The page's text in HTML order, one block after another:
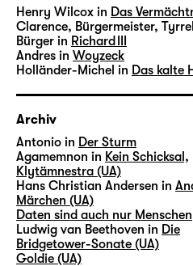
Henry Wilcox in Das
Clarence, Bürgermeister,
Bürger in Richard III
Andres in Woyzeck
Holländer-Michel in Das kalte
Archiv
Antonio in Der Sturm
Agamemnon in Kein Schicksal,
Klytämnestra (UA)
Hans Christian Andersen in
Märchen (UA)
Daten sind auch nur Menschen
Ludwig van Beethoven in Die
Bridgetower-Sonate (UA)
Goldie (UA)